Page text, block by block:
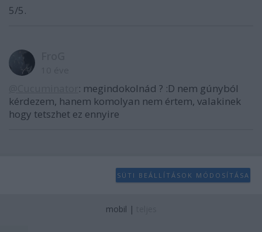
5/5.
: megindokolnád ? :D nem gúnyból
kérdezem, hanem komolyan nem értem, valakinek
hogy tetszhet ez ennyire
SÜTI BEÁLLÍTÁSOK MÓDOSÍTÁSA
mobil |